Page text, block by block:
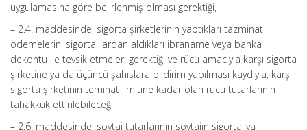
uygulamasına göre belirlenmiş olması gerektiği,
– 2.4. maddesinde, sigorta şirketlerinin yaptıkları tazminat
ödemelerini sigortalılardan aldıkları ibraname veya banka
dekontu ile tevsik etmeleri gerektiği ve rücu amacıyla karşı sigorta
şirketine ya da üçüncü şahıslara bildirim yapılması kaydıyla, karşı
sigorta şirketinin teminat limitine kadar olan rücu tutarlarının
tahakkuk ettirilebileceği,
– 2.6. maddesinde, sovtaj tutarlarının sovtajın sigortalıya